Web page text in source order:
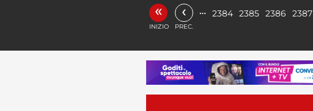
«
INIZIO
‹
PREC.
… 2384 2385 2386 2387